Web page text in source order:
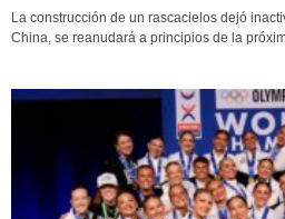
La construcción de un rascacielos dejó
China, se reanudará a principios de la